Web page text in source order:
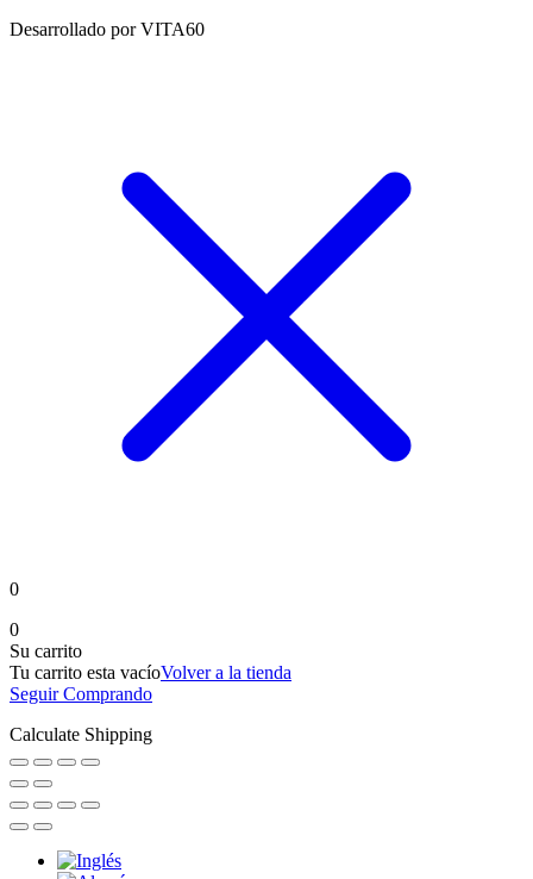
Desarrollado por VITA60
0
0
Su carrito
Tu carrito esta vacíoVolver a la tienda
Seguir Comprando
Calculate Shipping